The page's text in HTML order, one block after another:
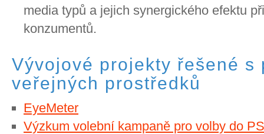
media typů a jejich synergického efektu
konzumentů.
Vývojové projekty řešené s
veřejných prostředků
EyeMeter
Výzkum volební kampaně pro volby do